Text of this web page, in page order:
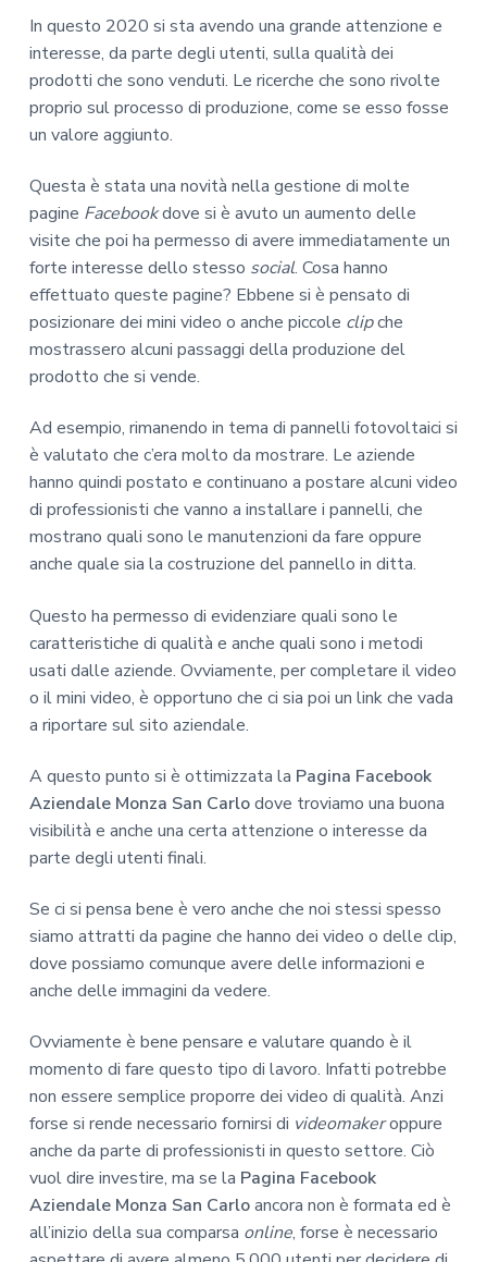
In questo 2020 si sta avendo una grande attenzione e
interesse, da parte degli utenti, sulla qualità dei
prodotti che sono venduti. Le ricerche che sono rivolte
proprio sul processo di produzione, come se esso fosse
un valore aggiunto.
Questa è stata una novità nella gestione di molte
pagine Facebookdove si è avuto un aumento delle
visite che poi ha permesso di avere immediatamente un
forte interesse dello stesso social. Cosa hanno
effettuato queste pagine? Ebbene si è pensato di
posizionare dei mini video o anche piccole clipche
mostrassero alcuni passaggi della produzione del
prodotto che si vende.
Ad esempio, rimanendo in tema di pannelli fotovoltaici si
è valutato che c’era molto da mostrare. Le aziende
hanno quindi postato e continuano a postare alcuni video
di professionisti che vanno a installare i pannelli, che
mostrano quali sono le manutenzioni da fare oppure
anche quale sia la costruzione del pannello in ditta.
Questo ha permesso di evidenziare quali sono le
caratteristiche di qualità e anche quali sono i metodi
usati dalle aziende. Ovviamente, per completare il video
o il mini video, è opportuno che ci sia poi un link che vada
a riportare sul sito aziendale.
A questo punto si è ottimizzata la Pagina Facebook
Aziendale Monza San Carlodove troviamo una buona
visibilità e anche una certa attenzione o interesse da
parte degli utenti finali.
Se ci si pensa bene è vero anche che noi stessi spesso
siamo attratti da pagine che hanno dei video o delle clip,
dove possiamo comunque avere delle informazioni e
anche delle immagini da vedere.
Ovviamente è bene pensare e valutare quando è il
momento di fare questo tipo di lavoro. Infatti potrebbe
non essere semplice proporre dei video di qualità. Anzi
forse si rende necessario fornirsi di videomakeroppure
anche da parte di professionisti in questo settore. Ciò
vuol dire investire, ma se la Pagina Facebook
Aziendale Monza San Carloancora non è formata ed è
all’inizio della sua comparsa online, forse è necessario